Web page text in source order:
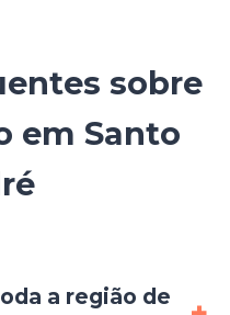
sobre
em Santo
a região de